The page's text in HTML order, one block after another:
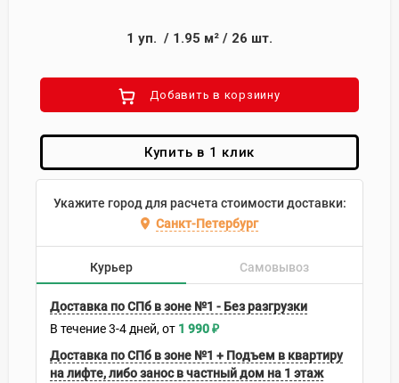
1 уп. / 1.95 м² / 26 шт.
Добавить в корзиину
Купить в 1 клик
Укажите город для расчета стоимости доставки:
Санкт-Петербург
Курьер Самовывоз
Доставка по СПб в зоне №1 - Без разгрузки
В течение3-4 дней 1 990₽
Доставка по СПб в зоне №1 + Подъем в квартиру
на лифте, либо занос в частный дом на 1 этаж